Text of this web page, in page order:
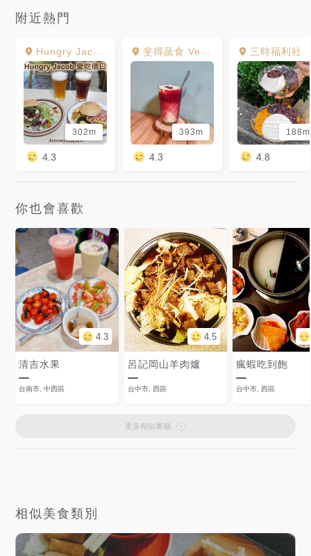
附近熱門
Hungry Jacob愛吃借口火烤漢堡
302m
4.3
斐得蔬食 Verdure Restaurant
393m
4.3
三時福利社
188m
4.8
你也會喜歡
4.3
清吉水果
台南市, 中西區
4.5
呂記岡山羊肉爐
台中市, 西區
瘋蝦吃到飽
台中市, 西區
更多相似餐廳
相似美食類別